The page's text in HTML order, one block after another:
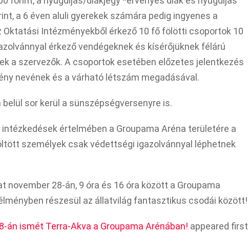
a 6 éven aluli gyerekek számára pedig ingyenes a
Oktatási Intézményekből érkező 10 fő fölötti csoportok 10
érkező vendégeknek és kísérőjüknek félárú
a szervezők. A csoportok esetében előzetes jelentkezés
nevének és a várható létszám megadásával.
sor kerül a sünszépségversenyre is.
értelmében a Groupama Aréna területére a
személyek csak védettségi igazolvánnyal léphetnek
november 28-án, 9 óra és 16 óra között a Groupama
részesül az állatvilág fantasztikus csodái között!
án ismét Terra-Akva a Groupama Arénában! appeared first